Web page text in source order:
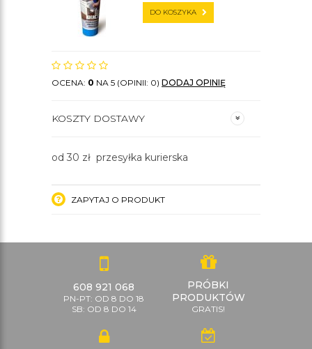
DO KOSZYKA
OCENA: 0 NA 5 (OPINII: 0) DODAJ OPINIĘ
KOSZTY DOSTAWY
od 30 zł przesyłka kurierska
ZAPYTAJ O PRODUKT
608 921 068
PN-PT: OD 8 DO 18
SB: OD 8 DO 14
PRÓBKI
PRODUKTÓW
GRATIS!